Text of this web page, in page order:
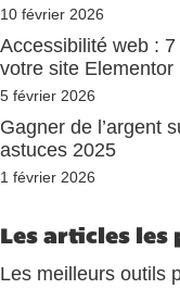
10 février 2026
Accessibilité web :
votre site Elementor
5 février 2026
Gagner de l’argent
astuces 2025
1 février 2026
Les articles les
Les meilleurs outils